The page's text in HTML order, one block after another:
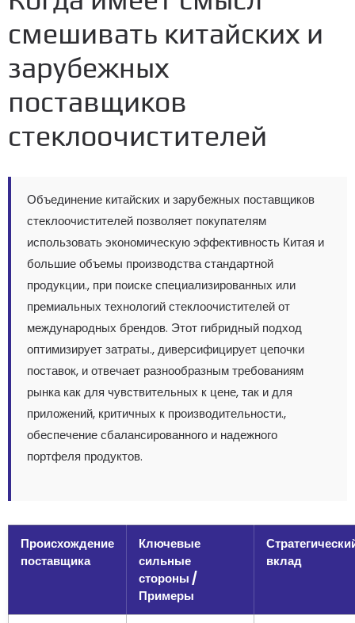
смешивать китайских и
зарубежных
поставщиков
стеклоочистителей
Объединение китайских и зарубежных поставщиков
стеклоочистителей позволяет покупателям
использовать экономическую эффективность Китая и
большие объемы производства стандартной
продукции., при поиске специализированных или
премиальных технологий стеклоочистителей от
международных брендов. Этот гибридный подход
оптимизирует затраты., диверсифицирует цепочки
поставок, и отвечает разнообразным требованиям
рынка как для чувствительных к цене, так и для
приложений, критичных к производительности.,
обеспечение сбалансированного и надежного
портфеля продуктов.
Происхождение
поставщика
Ключевые
сильные
стороны /
Примеры
вклад